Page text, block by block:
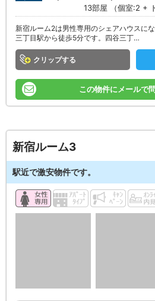
13部屋 （個室:2 + ド
新宿ルーム2は男性専用のシェアハウスに
三丁目駅から徒歩5分です。四谷三丁…
クリップ
この物件にメールで
新宿ルーム3
駅近で激安物件です。